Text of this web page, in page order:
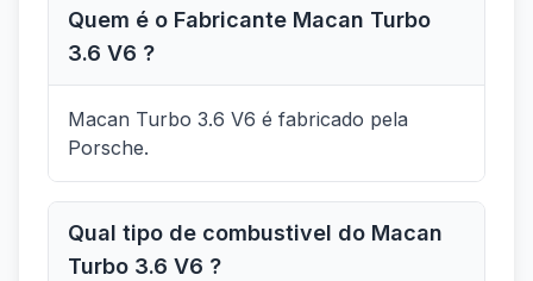
Quem é o Fabricante Macan Turbo
3.6 V6 ?
Macan Turbo 3.6 V6 é fabricado pela
Porsche.
Qual tipo de combustivel do Macan
Turbo 3.6 V6 ?